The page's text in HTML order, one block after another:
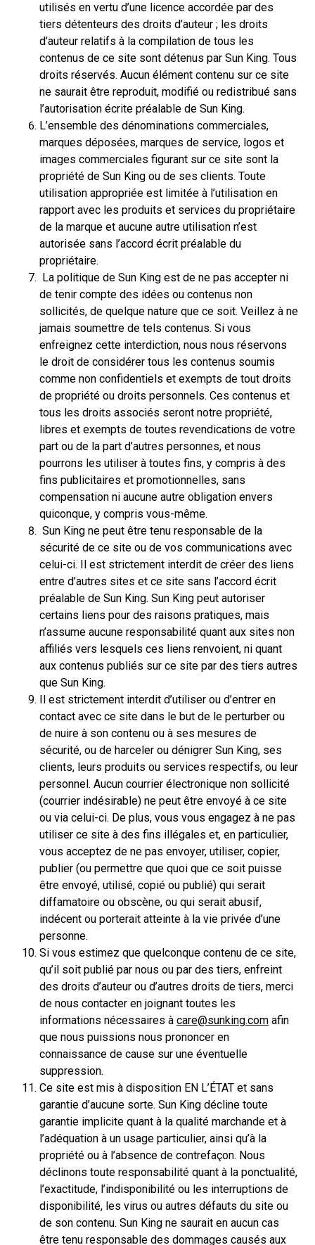
utilisés en vertu d’une licence accordée par des
tiers détenteurs des droits d’auteur ; les droits
d’auteur relatifs à la compilation de tous les
contenus de ce site sont détenus par Sun King. Tous
droits réservés. Aucun élément contenu sur ce site
ne saurait être reproduit, modifié ou redistribué sans
l’autorisation écrite préalable de Sun King.
L’ensemble des dénominations commerciales,
marques déposées, marques de service, logos et
images commerciales figurant sur ce site sont la
propriété de Sun King ou de ses clients. Toute
utilisation appropriée est limitée à l’utilisation en
rapport avec les produits et services du propriétaire
de la marque et aucune autre utilisation n’est
autorisée sans l’accord écrit préalable du
propriétaire.
La politique de Sun King est de ne pas accepter ni
de tenir compte des idées ou contenus non
sollicités, de quelque nature que ce soit. Veillez à ne
jamais soumettre de tels contenus. Si vous
enfreignez cette interdiction, nous nous réservons
le droit de considérer tous les contenus soumis
comme non confidentiels et exempts de tout droits
de propriété ou droits personnels. Ces contenus et
tous les droits associés seront notre propriété,
libres et exempts de toutes revendications de votre
part ou de la part d’autres personnes, et nous
pourrons les utiliser à toutes fins, y compris à des
fins publicitaires et promotionnelles, sans
compensation ni aucune autre obligation envers
quiconque, y compris vous-même.
Sun King ne peut être tenu responsable de la
sécurité de ce site ou de vos communications avec
celui-ci. Il est strictement interdit de créer des liens
entre d’autres sites et ce site sans l’accord écrit
préalable de Sun King. Sun King peut autoriser
certains liens pour des raisons pratiques, mais
n’assume aucune responsabilité quant aux sites non
affiliés vers lesquels ces liens renvoient, ni quant
aux contenus publiés sur ce site par des tiers autres
que Sun King.
Il est strictement interdit d’utiliser ou d’entrer en
contact avec ce site dans le but de le perturber ou
de nuire à son contenu ou à ses mesures de
sécurité, ou de harceler ou dénigrer Sun King, ses
clients, leurs produits ou services respectifs, ou leur
personnel. Aucun courrier électronique non sollicité
(courrier indésirable) ne peut être envoyé à ce site
ou via celui-ci. De plus, vous vous engagez à ne pas
utiliser ce site à des fins illégales et, en particulier,
vous acceptez de ne pas envoyer, utiliser, copier,
publier (ou permettre que quoi que ce soit puisse
être envoyé, utilisé, copié ou publié) qui serait
diffamatoire ou obscène, ou qui serait abusif,
indécent ou porterait atteinte à la vie privée d’une
personne.
Si vous estimez que quelconque contenu de ce site,
qu’il soit publié par nous ou par des tiers, enfreint
des droits d’auteur ou d’autres droits de tiers, merci
de nous contacter en joignant toutes les
informations nécessaires à care@sunking.com afin
que nous puissions nous prononcer en
connaissance de cause sur une éventuelle
suppression.
Ce site est mis à disposition EN L’ÉTAT et sans
garantie d’aucune sorte. Sun King décline toute
garantie implicite quant à la qualité marchande et à
l’adéquation à un usage particulier, ainsi qu’à la
propriété ou à l’absence de contrefaçon. Nous
déclinons toute responsabilité quant à la ponctualité,
l’exactitude, l’indisponibilité ou les interruptions de
disponibilité, les virus ou autres défauts du site ou
de son contenu. Sun King ne saurait en aucun cas
être tenu responsable des dommages causés aux